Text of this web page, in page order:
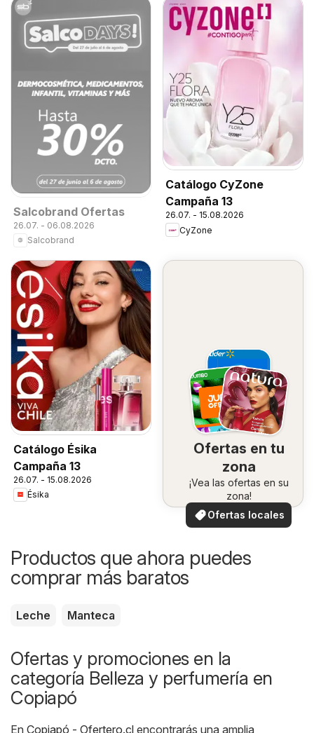
Salcobrand Ofertas
26.07. - 06.08.2026
Salcobrand
Catálogo CyZone
Campaña 13
26.07. - 15.08.2026
CyZone
Catálogo Ésika
Campaña 13
26.07. - 15.08.2026
Ésika
Ofertas en tu
zona
¡Vea las ofertas en su
zona!
Ofertas locales
Productos que ahora puedes
comprar más baratos
Leche Manteca
Ofertas y promociones en la
categoría Belleza y perfumería en
Copiapó
En Copiapó - Ofertero.cl encontrarás una amplia